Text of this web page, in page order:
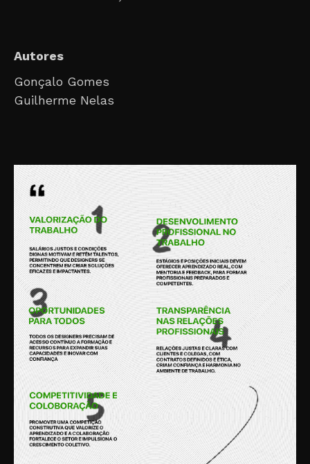
Autores
Gonçalo Gomes
Guilherme Nelas